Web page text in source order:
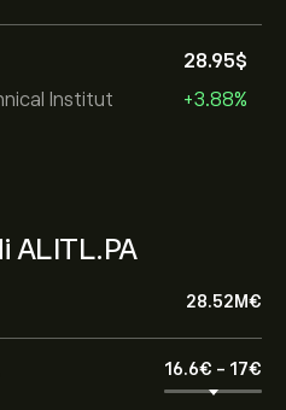
Institut
28.95‎$‎
+3.88%
ALITL.PA
28.52M‎€‎
16.6‎€‎ - 17‎€‎